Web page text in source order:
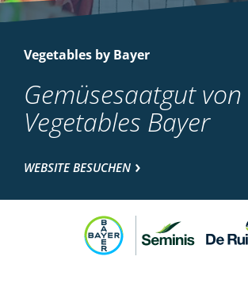
Vegetables by Bayer
Gemüsesaatgut von
Vegetables Bayer
WEBSITE BESUCHEN